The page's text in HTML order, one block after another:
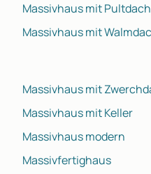
Massivhaus mit Pultdach
Massivhaus mit
Massivhaus mit
Massivhaus mit Keller
Massivhaus modern
Massivfertighaus